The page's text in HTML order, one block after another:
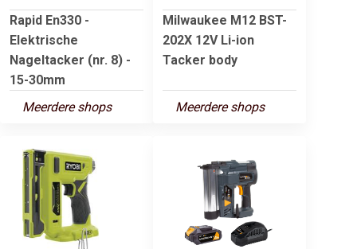
Rapid En330 -
Elektrische
Nageltacker (nr. 8) -
15-30mm
Meerdere shops
Milwaukee M12 BST-
202X 12V Li-ion
Tacker body
Meerdere shops